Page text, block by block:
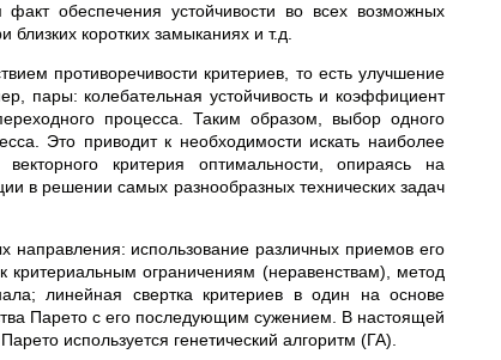
обеспечения устойчивости во всех возможных
коротких замыканиях и т.д.
противоречивости критериев, то есть улучшение
пары: колебательная устойчивость и коэффициент
процесса. Таким образом, выбор одного
Это приводит к необходимости искать наиболее
критерия оптимальности, опираясь на
в решении самых разнообразных технических задач
использование различных приемов его
критериальным ограничениям (неравенствам), метод
линейная свертка критериев в один на основе
Парето с его последующим сужением. В настоящей
используется генетический алгоритм (ГА).